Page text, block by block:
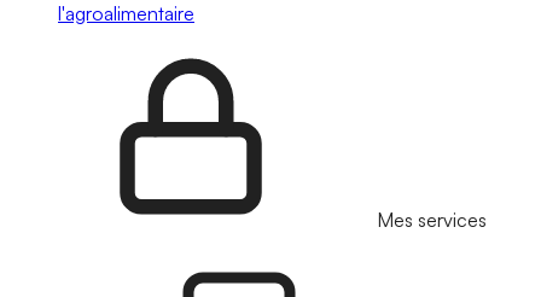
l'agroalimentaire
Mes services